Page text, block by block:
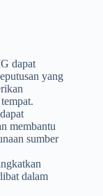
dapat
yang
membantu
sumber
dalam